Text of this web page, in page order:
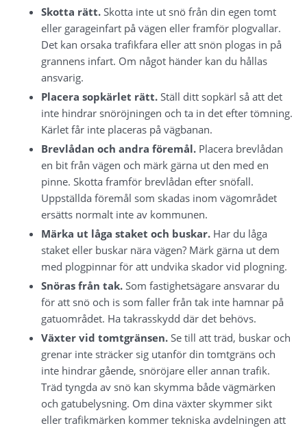
Skotta rätt. Skotta inte ut snö från din egen tomt
eller garageinfart på vägen eller framför plogvallar.
Det kan orsaka trafikfara eller att snön plogas in på
grannens infart. Om något händer kan du hållas
ansvarig.
Placera sopkärlet rätt. Ställ ditt sopkärl så att det
inte hindrar snöröjningen och ta in det efter tömning.
Kärlet får inte placeras på vägbanan.
Brevlådan och andra föremål. Placera brevlådan
en bit från vägen och märk gärna ut den med en
pinne. Skotta framför brevlådan efter snöfall.
Uppställda föremål som skadas inom vägområdet
ersätts normalt inte av kommunen.
Märka ut låga staket och buskar. Har du låga
staket eller buskar nära vägen? Märk gärna ut dem
med plogpinnar för att undvika skador vid plogning.
Snöras från tak. Som fastighetsägare ansvarar du
för att snö och is som faller från tak inte hamnar på
gatuområdet. Ha takrasskydd där det behövs.
Växter vid tomtgränsen. Se till att träd, buskar och
grenar inte sträcker sig utanför din tomtgräns och
inte hindrar gående, snöröjare eller annan trafik.
Träd tyngda av snö kan skymma både vägmärken
och gatubelysning. Om dina växter skymmer sikt
eller trafikmärken kommer tekniska avdelningen att